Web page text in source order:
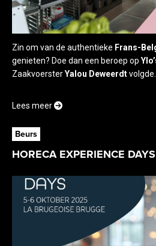
Zin om van de authentieke Frans-
genieten? Doe dan een beroep op
ZaakvoersterYalou Deweerdtvolgde...
Lees meer
Beurs
HORECA EXPERIENCE DAYS